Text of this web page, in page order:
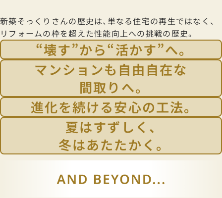
新築そっくりさんの歴史は、単なる住宅の再生ではなく、
リフォームの枠を超えた性能向上への挑戦の歴史。
世の中の出来事
新築そっくりさんのあゆみ
“壊す”から“活かす”へ。
1995年
阪神・淡路大震災の発生
阪神・淡路大震災で倒壊した家屋
（宮澤健二教授撮影）
1996年
住宅業界の常識を破った新システム 「新築そっくりさん」
戸建てに続き、「マンションリフォーム新築そっくりさん
マンションも自由自在な
間取りへ。
2000年
建築基準法の改正 「新・新耐震基準」
自由な間取りを実現できるマンションリフォーム「スケル
2015年
経済産業省 先進的なリフォーム事業者表彰
「第32回リフォームコンクール」で最高位の「国土交通大臣
累計の受注棟数100,000棟突破
進化を続ける安心の工法。
2016年
繰り返す大地震に備える制震補強で新耐震の盲点を改善「
夏はすずしく、
冬はあたたかく。